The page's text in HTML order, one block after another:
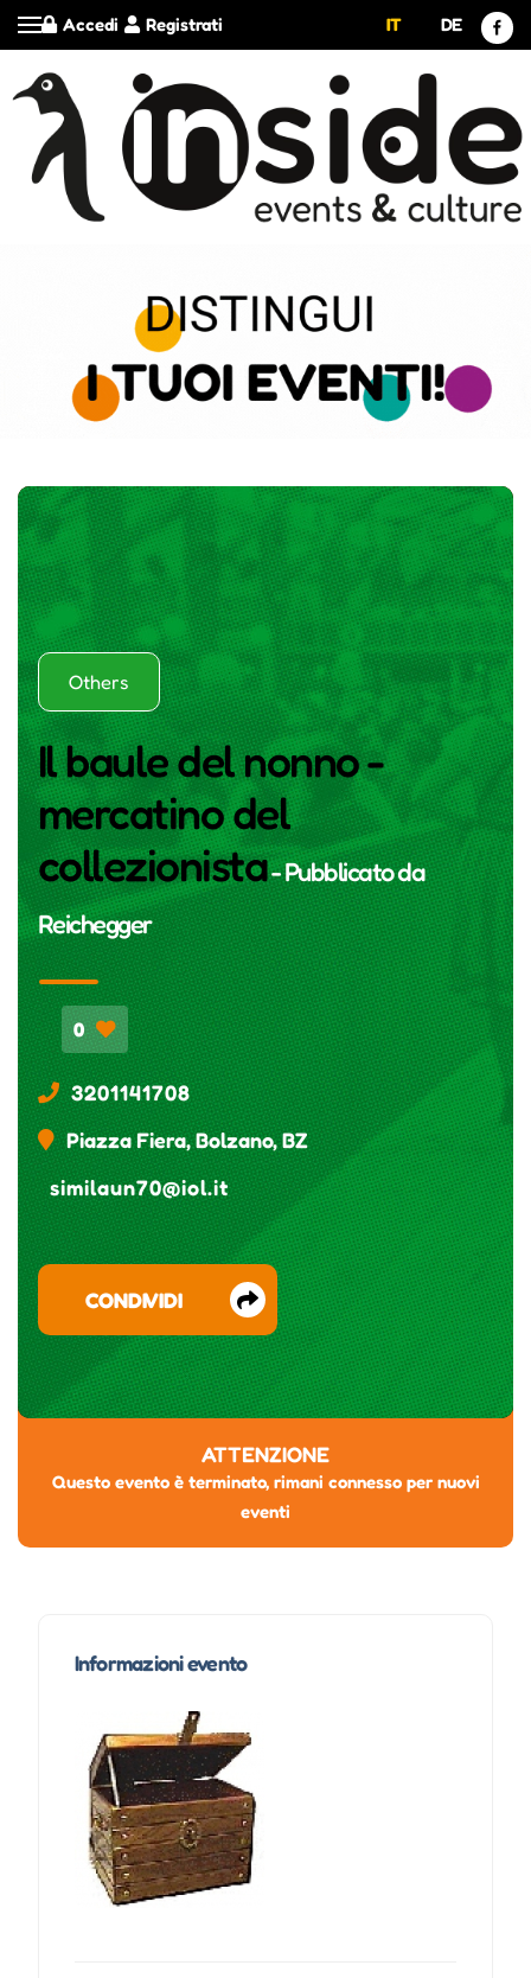
Registrati
Accedi IT DE
Others
Il baule del nonno -
mercatino del
collezionista- Pubblicato da
Reichegger
0
3201141708
Piazza Fiera, Bolzano, BZ
similaun70@iol.it
CONDIVIDI
ATTENZIONE
Questo evento è terminato, rimani connesso per nuovi
eventi
Informazioni evento